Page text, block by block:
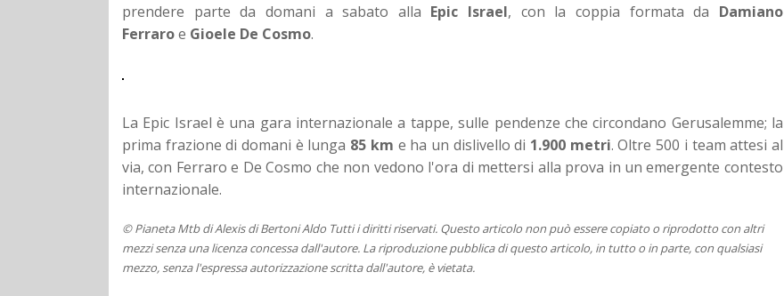
prendere parte da domani a sabato alla Epic Israel, con la coppia formata da Damiano
Ferraroe Gioele De Cosmo.
La Epic Israel è una gara internazionale a tappe, sulle pendenze che circondano Gerusalemme; la
prima frazione di domani è lunga 85 km e ha un dislivello di 1.900 metri. Oltre 500 i team attesi al
via, con Ferraro e De Cosmo che non vedono l'ora di mettersi alla prova in un emergente contesto
internazionale.
© Pianeta Mtb di Alexis di Bertoni Aldo Tutti i diritti riservati. Questo articolo non può essere copiato o riprodotto con altri
mezzi senza una licenza concessa dall'autore. La riproduzione pubblica di questo articolo, in tutto o in parte, con qualsiasi
mezzo, senza l'espressa autorizzazione scritta dall'autore, è vietata.